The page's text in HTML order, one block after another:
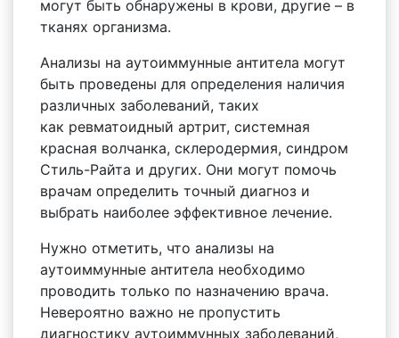
могут быть обнаружены в крови, другие – в
тканях организма.
Анализы на аутоиммунные антитела могут
быть проведены для определения наличия
различных заболеваний, таких
как ревматоидный артрит, системная
красная волчанка, склеродермия, синдром
Стиль-Райта и других. Они могут помочь
врачам определить точный диагноз и
выбрать наиболее эффективное лечение.
Нужно отметить, что анализы на
аутоиммунные антитела необходимо
проводить только по назначению врача.
Невероятно важно не пропустить
диагностику аутоиммунных заболеваний,